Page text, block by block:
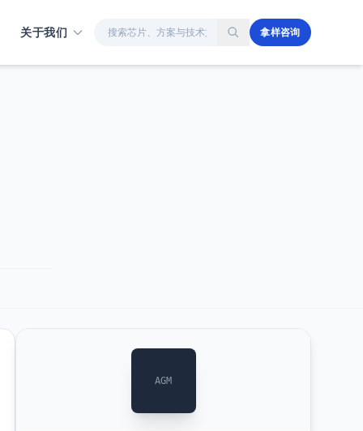
关于我们 站内搜索 拿样咨询
AGM